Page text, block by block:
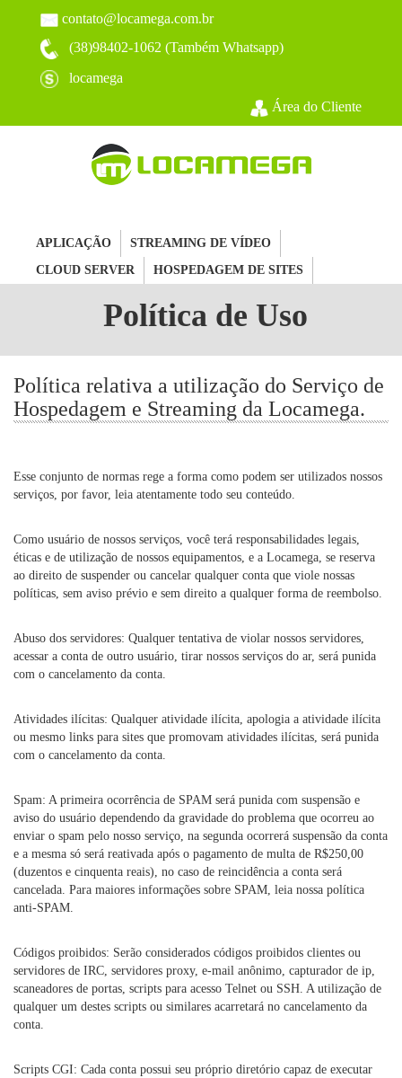
contato@locamega.com.br
(38)98402-1062 (Também Whatsapp)
locamega
Área do Cliente
APLICAÇÃO
STREAMING DE VÍDEO
CLOUD SERVER
HOSPEDAGEM DE SITES
Política de Uso
Política relativa a utilização do Serviço de
Hospedagem e Streaming da Locamega.
Esse conjunto de normas rege a forma como podem ser utilizados nossos
serviços, por favor, leia atentamente todo seu conteúdo.
Como usuário de nossos serviços, você terá responsabilidades legais,
éticas e de utilização de nossos equipamentos, e a Locamega, se reserva
ao direito de suspender ou cancelar qualquer conta que viole nossas
políticas, sem aviso prévio e sem direito a qualquer forma de reembolso.
Abuso dos servidores: Qualquer tentativa de violar nossos servidores,
acessar a conta de outro usuário, tirar nossos serviços do ar, será punida
com o cancelamento da conta.
Atividades ilícitas: Qualquer atividade ilícita, apologia a atividade ilícita
ou mesmo links para sites que promovam atividades ilícitas, será punida
com o cancelamento da conta.
Spam: A primeira ocorrência de SPAM será punida com suspensão e
aviso do usuário dependendo da gravidade do problema que ocorreu ao
enviar o spam pelo nosso serviço, na segunda ocorrerá suspensão da conta
e a mesma só será reativada após o pagamento de multa de R$250,00
(duzentos e cinquenta reais), no caso de reincidência a conta será
cancelada. Para maiores informações sobre SPAM, leia nossa política
anti-SPAM.
Códigos proibidos: Serão considerados códigos proibidos clientes ou
servidores de IRC, servidores proxy, e-mail anônimo, capturador de ip,
scaneadores de portas, scripts para acesso Telnet ou SSH. A utilização de
qualquer um destes scripts ou similares acarretará no cancelamento da
conta.
Scripts CGI: Cada conta possui seu próprio diretório capaz de executar